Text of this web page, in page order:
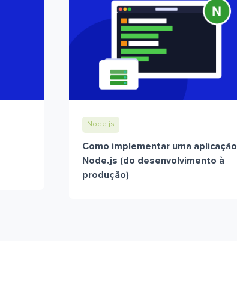
Node.js
Como implementar uma aplicação
Node.js (do desenvolvimento à
produção)